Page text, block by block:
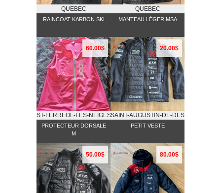
QUEBEC
RAINCOAT KARBON SKI
QUEBEC
MANTEAU LÉGER MSA
60.00$
ST-FERRĖOL-LES-NEIGES
PROTECTEUR DORSALE
M
20.00$
SAINT-AUGUSTIN-DE-DESMAURES
PETIT VESTE
50.00$ 80.00$